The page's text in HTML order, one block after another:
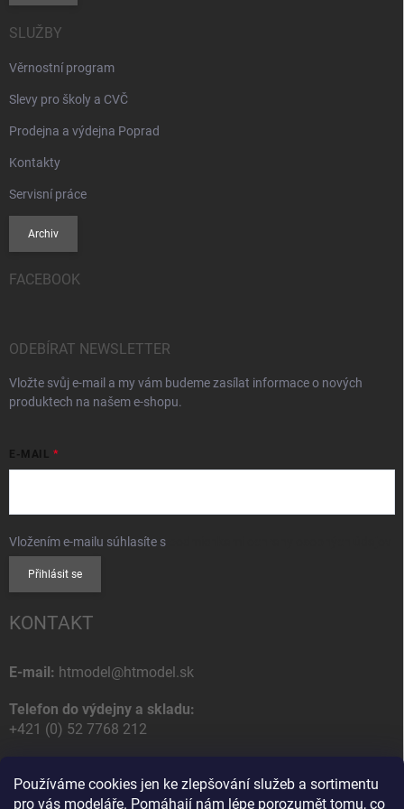
Používáme cookies jen ke zlepšování služeb a sortimentu
pro vás modeláře. Pomáhají nám lépe porozumět tomu, co
SLUŽBY
Věrnostní program
Slevy pro školy a CVČ
Prodejna a výdejna Poprad
Kontakty
Servisní práce
Archiv
FACEBOOK
ODEBÍRAT NEWSLETTER
Vložte svůj e-mail a my vám budeme zasílat informace o nových
produktech na našem e-shopu.
E-MAIL
Vložením e-mailu súhlasíte s
Přihlásit se
KONTAKT
E-mail: htmodel@htmodel.sk
Telefon do výdejny a skladu:
+421 (0) 52 7768 212
HT model